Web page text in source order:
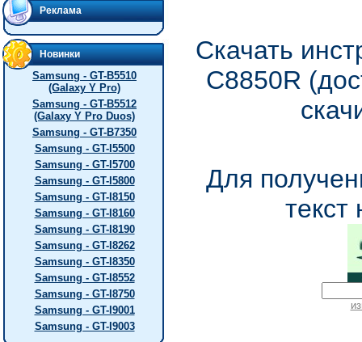
Реклама
Новинки
Samsung - GT-B5510
(Galaxy Y Pro)
Samsung - GT-B5512
(Galaxy Y Pro Duos)
Samsung - GT-B7350
Samsung - GT-I5500
Samsung - GT-I5700
Samsung - GT-I5800
Samsung - GT-I8150
Samsung - GT-I8160
Samsung - GT-I8190
Samsung - GT-I8262
Samsung - GT-I8350
Samsung - GT-I8552
Samsung - GT-I8750
Samsung - GT-I9001
Samsung - GT-I9003
Скачать
C8850R
Для
текст